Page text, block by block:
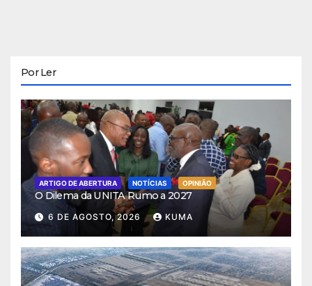
Por Ler
ARTIGO DE ABERTURA NOTÍCIAS OPINIÃO
O Dilema da UNITA Rumo a 2027
6 DE AGOSTO, 2026 KUMA